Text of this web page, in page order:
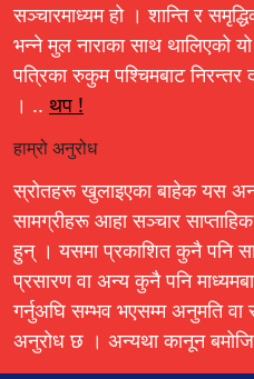
सञ्चारमाध्यम हो । शान्ति र
भन्ने मुल नाराका साथ थालिएको
पत्रिका रुकुम पश्चिमबाट
। .. थप !
हाम्रो अनुरोध
स्रोतहरू खुलाइएका बाहेक यस
सामग्रीहरू आहा सञ्चार
हुन् । यसमा प्रकाशित कुनै पनि
प्रसारण वा अन्य कुनै पनि
गर्नुअघि सम्भव भएसम्म अनुमति वा
अनुरोध छ । अन्यथा कानून